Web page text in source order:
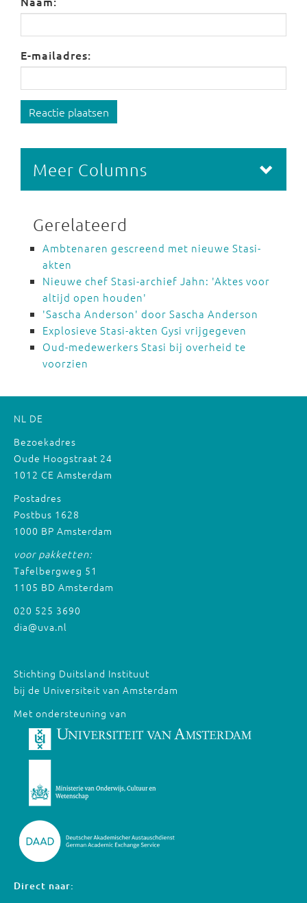
E-mailadres:
Reactie plaatsen
Meer Columns
Gerelateerd
Ambtenaren gescreend met nieuwe Stasi-
akten
Nieuwe chef Stasi-archief Jahn: 'Aktes voor
altijd open houden'
'Sascha Anderson' door Sascha Anderson
Explosieve Stasi-akten Gysi vrijgegeven
Oud-medewerkers Stasi bij overheid te
voorzien
NL DE
Bezoekadres
Oude Hoogstraat 24
1012 CE Amsterdam
Postadres
Postbus 1628
1000 BP Amsterdam
voor pakketten:
Tafelbergweg 51
1105 BD Amsterdam
020 525 3690
dia@uva.nl
Stichting Duitsland Instituut
bij de Universiteit van Amsterdam
Met ondersteuning van
Direct naar: